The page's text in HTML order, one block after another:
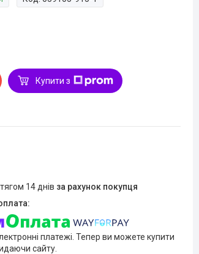
Купити з
14 днів за рахунок покупця
платежі. Тепер ви можете купити
сайту.